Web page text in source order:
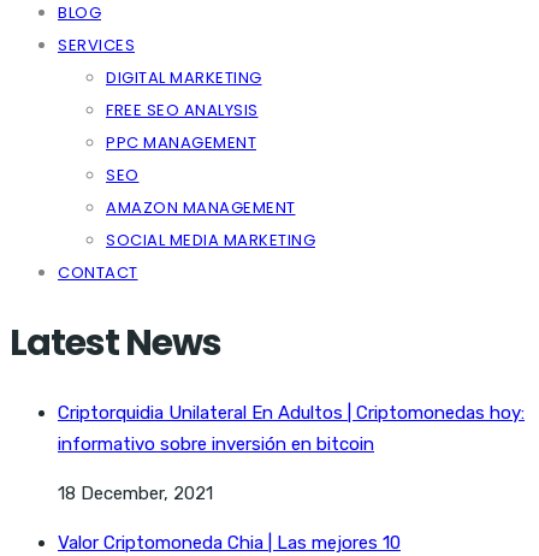
BLOG
SERVICES
DIGITAL MARKETING
FREE SEO ANALYSIS
PPC MANAGEMENT
SEO
AMAZON MANAGEMENT
SOCIAL MEDIA MARKETING
CONTACT
Latest News
Criptorquidia Unilateral En Adultos | Criptomonedas hoy:
informativo sobre inversión en bitcoin
18 December, 2021
Valor Criptomoneda Chia | Las mejores 10